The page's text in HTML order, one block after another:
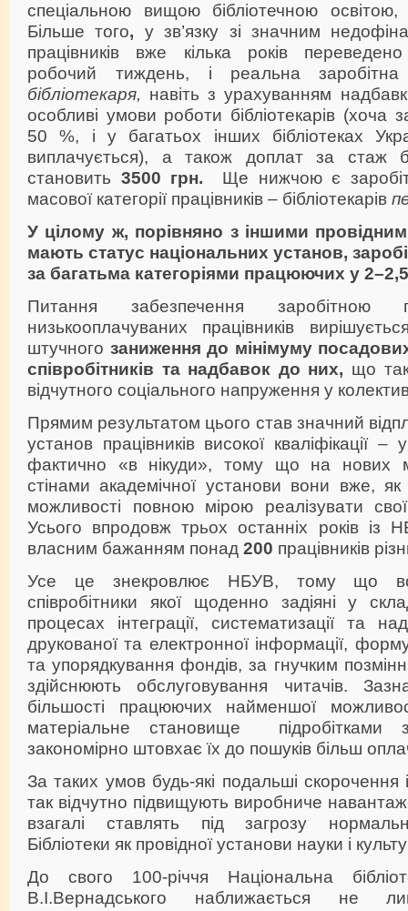
спеціальною вищою бібліотечною
Більше того, у зв’язку зі значним
працівників вже кілька років
робочий тиждень, і реальна
бібліотекаря, навіть з урахуванням
особливі умови роботи бібліотекарів (хоча
50 %, і у багатьох інших бібліотеках
виплачується), а також доплат за стаж
становить 3500 грн. Ще нижчою є
масової категорії працівників – бібліотекарів
У цілому ж, порівняно з іншими
мають статус національних установ,
за багатьма категоріями працюючих у
Питання забезпечення заробітною
низькооплачуваних працівників
штучного заниження до мінімуму
співробітників та надбавок до них, що
відчутного соціального напруження у
Прямим результатом цього став значний
установ працівників високої кваліфікації
фактично «в нікуди», тому що на нових
стінами академічної установи вони вже,
можливості повною мірою реалізувати
Усього впродовж трьох останніх років із
власним бажанням понад 200 працівників
Усе це знекровлює НБУВ, тому що
співробітники якої щоденно задіяні у
процесах інтеграції, систематизації та
друкованої та електронної інформації,
та упорядкування фондів, за гнучким
здійснюють обслуговування читачів.
більшості працюючих найменшої
матеріальне становище підробітками
закономірно штовхає їх до пошуків більш
За таких умов будь-які подальші скорочення і
так відчутно підвищують виробниче
взагалі ставлять під загрозу
Бібліотеки як провідної установи науки і
До свого 100-річчя Національна
В.І.Вернадського наближається не